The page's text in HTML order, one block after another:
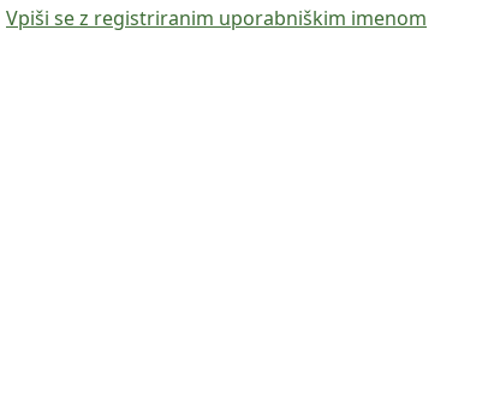
Vpiši se z registriranim uporabniškim imenom